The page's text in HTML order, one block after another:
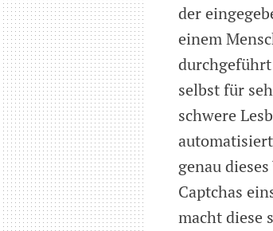
der
einem
selbst für
schwere
genau
Captchas
macht diese